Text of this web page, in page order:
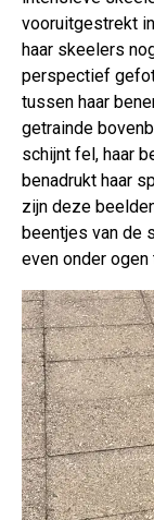
vooruitgestrekt
haar skeelers
perspectief
tussen haar
getrainde
schijnt fel, haar
benadrukt haar
zijn deze
beentjes van de
even onder ogen